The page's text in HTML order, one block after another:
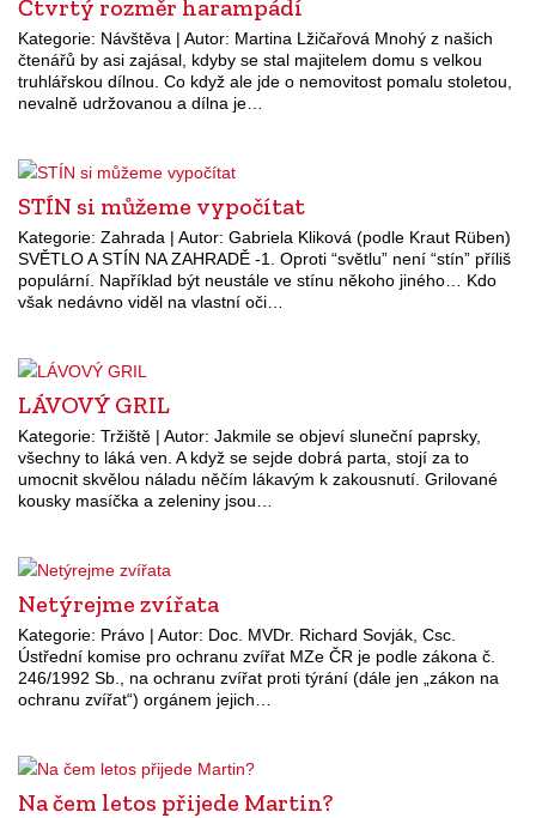
Čtvrtý rozměr harampádí
Kategorie: Návštěva | Autor: Martina Lžičařová Mnohý z našich
čtenářů by asi zajásal, kdyby se stal majitelem domu s velkou
truhlářskou dílnou. Co když ale jde o nemovitost pomalu stoletou,
nevalně udržovanou a dílna je…
STÍN si můžeme vypočítat
Kategorie: Zahrada | Autor: Gabriela Kliková (podle Kraut Rüben)
SVĚTLO A STÍN NA ZAHRADĚ -1. Oproti “světlu” není “stín” příliš
populární. Například být neustále ve stínu někoho jiného… Kdo
však nedávno viděl na vlastní oči…
LÁVOVÝ GRIL
Kategorie: Tržiště | Autor: Jakmile se objeví sluneční paprsky,
všechny to láká ven. A když se sejde dobrá parta, stojí za to
umocnit skvělou náladu něčím lákavým k zakousnutí. Grilované
kousky masíčka a zeleniny jsou…
Netýrejme zvířata
Kategorie: Právo | Autor: Doc. MVDr. Richard Sovják, Csc.
Ústřední komise pro ochranu zvířat MZe ČR je podle zákona č.
246/1992 Sb., na ochranu zvířat proti týrání (dále jen „zákon na
ochranu zvířat“) orgánem jejich…
Na čem letos přijede Martin?